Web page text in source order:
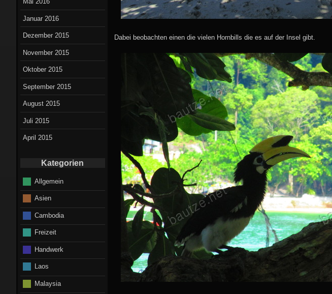
Dabei beobachten einen die vielen Hornbills die es auf der Insel gibt.
Januar 2016
Dezember 2015
November 2015
Oktober 2015
September 2015
August 2015
Juli 2015
April 2015
Kategorien
Allgemein
Asien
Cambodia
Freizeit
Handwerk
Laos
Malaysia